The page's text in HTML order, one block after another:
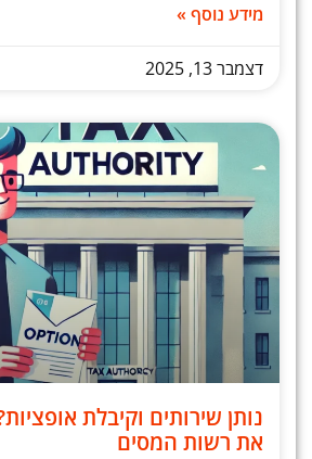
מידע נוסף »
דצמבר 13, 2025
נותן שירותים וקיבלת
את רשות המסים